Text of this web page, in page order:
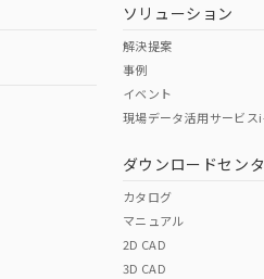
ソリューション
解決提案
事例
イベント
現場データ活用サービス
ダウンロードセンタ
カタログ
マニュアル
2D CAD
3D CAD